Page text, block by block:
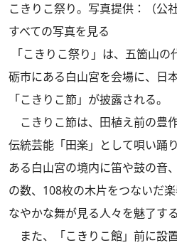
こきりこ祭り。写真提供：（公
すべての写真を見る
「こきりこ祭り」は、五箇山
砺市にある白山宮を会場に、日
「こきりこ節」が披露される。
こきりこ節は、田植え前の豊
伝統芸能「田楽」として唄い踊
ある白山宮の境内に笛や鼓の音
の数、108枚の木片をつないだ
なやかな舞が見る人々を魅了する
また、「こきりこ館」前に設